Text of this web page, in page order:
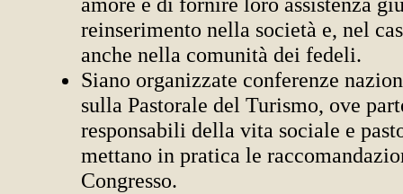
reinserimento nella società e, nel
anche nella comunità dei fedeli.
Siano organizzate conferenze
sulla Pastorale del Turismo, ove
responsabili della vita sociale e
mettano in pratica le
Congresso.